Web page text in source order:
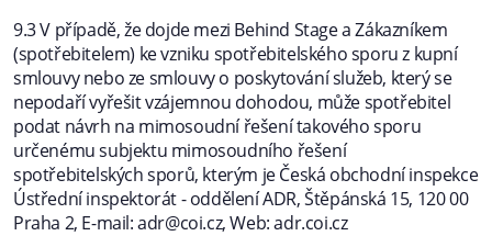
9.3 V případě, že dojde mezi Behind Stage a Zákazníkem
(spotřebitelem) ke vzniku spotřebitelského sporu z kupní
smlouvy nebo ze smlouvy o poskytování služeb, který se
nepodaří vyřešit vzájemnou dohodou, může spotřebitel
podat návrh na mimosoudní řešení takového sporu
určenému subjektu mimosoudního řešení
spotřebitelských sporů, kterým je Česká obchodní inspekce
Ústřední inspektorát - oddělení ADR, Štěpánská 15, 120 00
Praha 2, E-mail:adr@coi.cz, Web: adr.coi.cz